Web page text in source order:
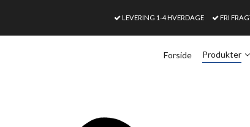
LEVERING 1-4 HVERDAGE FRI
Forside Produkter